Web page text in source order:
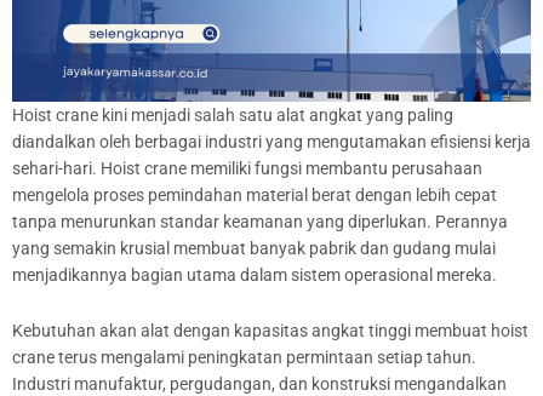
Hoist crane kini menjadi salah satu alat angkat yang paling
diandalkan oleh berbagai industri yang mengutamakan efisiensi kerja
sehari-hari. Hoist crane memiliki fungsi membantu perusahaan
mengelola proses pemindahan material berat dengan lebih cepat
tanpa menurunkan standar keamanan yang diperlukan. Perannya
yang semakin krusial membuat banyak pabrik dan gudang mulai
menjadikannya bagian utama dalam sistem operasional mereka.
Kebutuhan akan alat dengan kapasitas angkat tinggi membuat hoist
crane terus mengalami peningkatan permintaan setiap tahun.
Industri manufaktur, pergudangan, dan konstruksi mengandalkan